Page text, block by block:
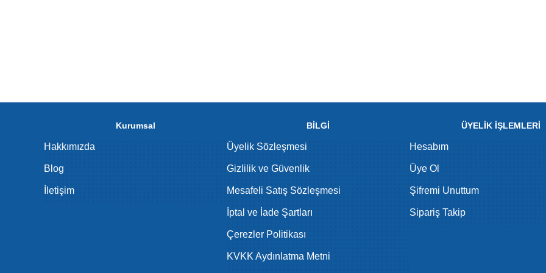
Kurumsal
Hakkımızda
Blog
İletişim
BİLGİ
Üyelik Sözleşmesi
Gizlilik ve Güvenlik
Mesafeli Satış Sözleşmesi
İptal ve İade Şartları
Çerezler Politikası
KVKK Aydınlatma Metni
ÜYELİK İŞLEMLERİ
Hesabım
Üye Ol
Şifremi Unuttum
Sipariş Takip